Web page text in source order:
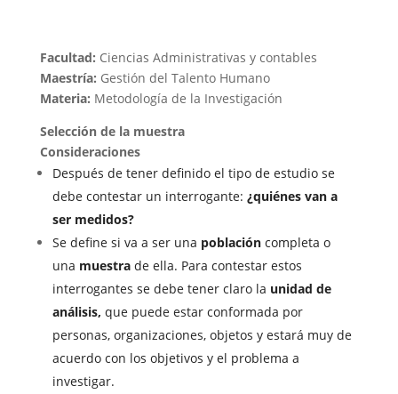
Facultad: Ciencias Administrativas y contables
Maestría: Gestión del Talento Humano
Materia: Metodología de la Investigación
Selección de la muestra
Consideraciones
Después de tener definido el tipo de estudio se
debe contestar un interrogante: ¿quiénes van a
ser medidos?
Se define si va a ser una población completa o
una muestra de ella. Para contestar estos
interrogantes se debe tener claro la unidad de
análisis, que puede estar conformada por
personas, organizaciones, objetos y estará muy de
acuerdo con los objetivos y el problema a
investigar.